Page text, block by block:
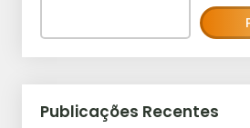
Publicações Recentes